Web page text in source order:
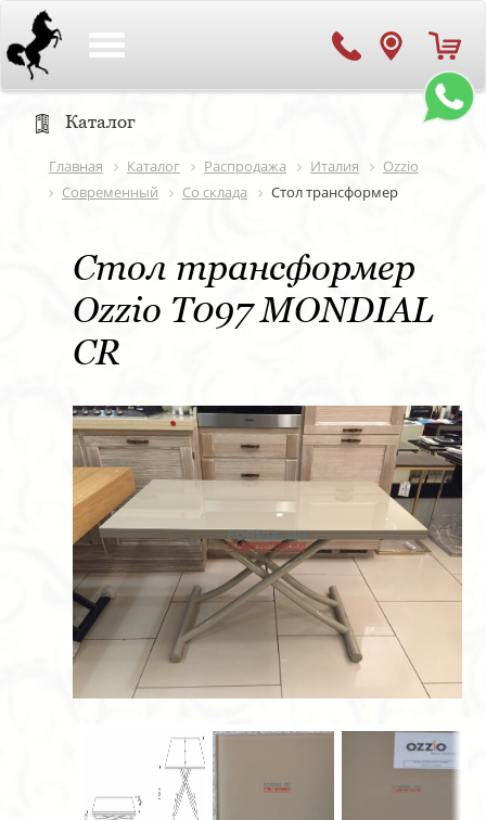
Каталог
Главная Каталог Распродажа Италия
Ozzio
Современный
Со склада Стол трансформер
Стол трансформер
Ozzio T097 MONDIAL
CR